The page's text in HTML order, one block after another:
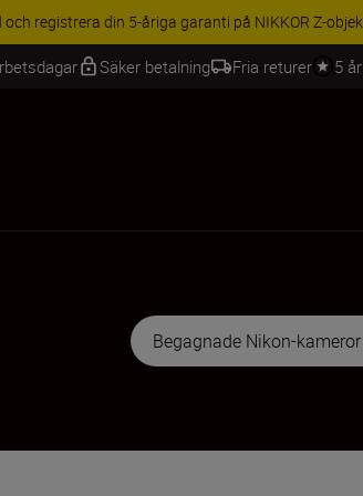
rabatt på utvalda tillbehör, komplettera din
Säker betalning Fria returer 5
Begagnade Nikon-